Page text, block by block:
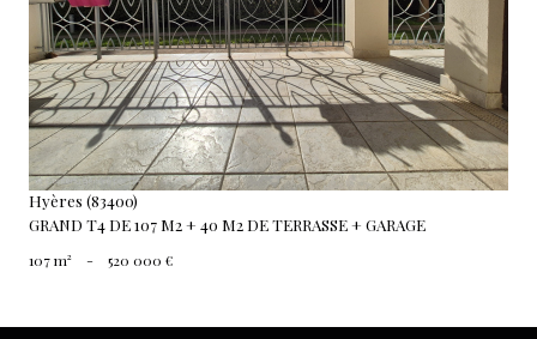
voir le bien
Hyères (83400)
GRAND T4 DE 107 M2 + 40 M2 DE TERRASSE + GARAGE
107 m² - 520 000 €